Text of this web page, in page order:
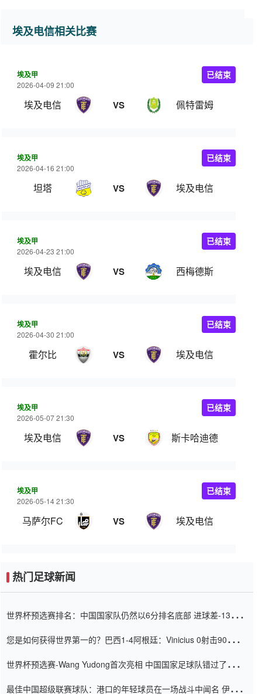
埃及电信相关比赛
埃及甲
2026-04-09 21:00
埃及电信 VS 佩特雷姆
已结束
埃及甲
2026-04-16 21:00
坦塔 VS 埃及电信
已结束
埃及甲
2026-04-23 21:00
埃及电信 VS 西梅德斯
已结束
埃及甲
2026-04-30 21:00
霍尔比 VS 埃及电信
已结束
埃及甲
2026-05-07 21:30
埃及电信 VS 斯卡哈迪德
已结束
埃及甲
2026-05-14 21:30
马萨尔FC VS 埃及电信
已结束
热门足球新闻
世界杯预选赛排名：中国国家队仍然以6分排名底部 进球差-13令人
您是如何获得世界第一的？巴西1-4阿根廷：Vinicius 0射击90分钟
世界杯预选赛-Wang Yudong首次亮相 中国国家足球队错过了世界
最佳中国超级联赛球队：港口的年轻球员在一场战斗中闻名 伊万放